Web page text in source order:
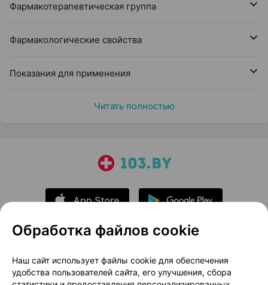
Фармакотерапевтическая группа
Фармакологические свойства
Показания для применения
Читать полностью
О проекте
Новости проекта
Размещение рекламы
Медицинский маркетинг
Обработка файлов cookie
Наш сайт использует файлы cookie для обеспечения
удобства пользователей сайта, его улучшения, сбора